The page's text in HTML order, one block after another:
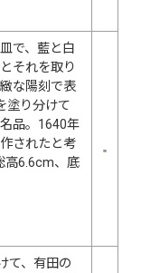
で、藍と白
それを取り
な陽刻で表
塗り分けて
品。1640年
されたと考
高6.6cm、底
て、有田の